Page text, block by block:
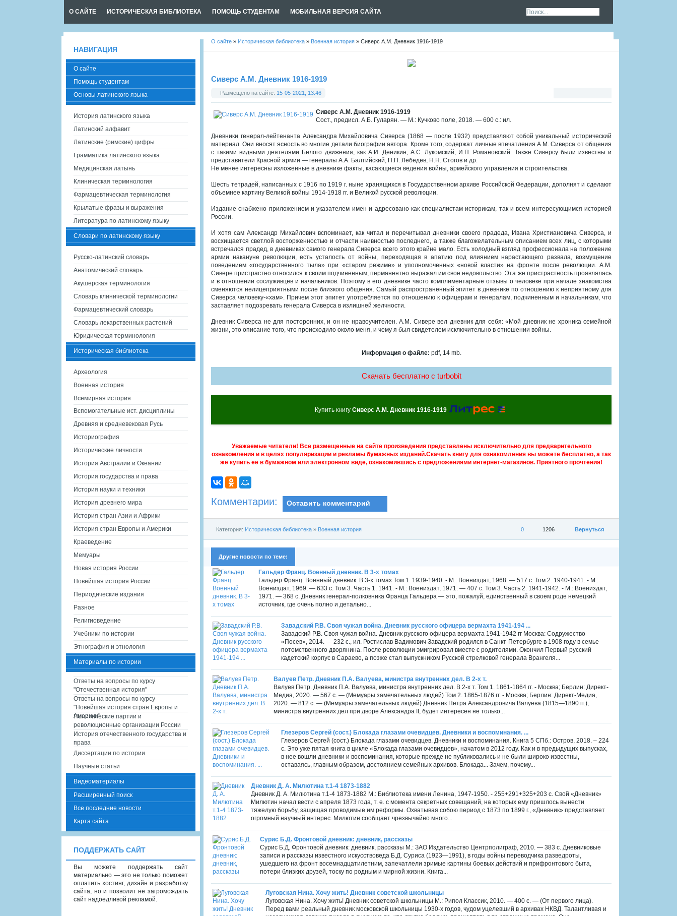
О САЙТЕ ИСТОРИЧЕСКАЯ БИБЛИОТЕКА ПОМОЩЬ СТУДЕНТАМ МОБИЛЬНАЯ ВЕРСИЯ САЙТА
О сайте » Историческая библиотека » Военная история » Сиверс А.М. Дневник 1916-1919
Сиверс А.М. Дневник 1916-1919
Размещено на сайте: 15-05-2021, 13:46
Сиверс А.М. Дневник 1916-1919
Сост., предисл. А.Б. Гуларян. — М.: Кучково поле, 2018. — 600 с.: ил.
Дневники генерал-лейтенанта Александра Михайловича Сиверса (1868 — после 1932) представляют собой уникальный исторический
материал. Они вносят ясность во многие детали биографии автора. Кроме того, содержат личные впечатления А.М. Сиверса от общения
с такими видными деятелями Белого движения, как А.И. Деникин, А.С. Лукомский, И.П. Романовский. Также Сиверсу были известны и
представители Красной армии — генералы А.А. Балтийский, П.П. Лебедев, Н.Н. Стогов и др.
Не менее интересны изложенные в дневнике факты, касающиеся ведения войны, армейского управления и строительства.
Шесть тетрадей, написанных с 1916 по 1919 г. ныне хранящихся в Государственном архиве Российской Федерации, дополнят и сделают
объемнее картину Великой войны 1914-1918 гг. и Великой русской революции.
Издание снабжено приложением и указателем имен и адресовано как специалистам-историкам, так и всем интересующимся историей
России.
И хотя сам Александр Михайлович вспоминает, как читал и перечитывал дневники своего прадеда, Ивана Христиановича Сиверса, и
восхищается светлой восторженностью и отчасти наивностью последнего, а также благожелательным описанием всех лиц, с которыми
встречался прадед, в дневниках самого генерала Сиверса всего этого крайне мало. Есть холодный взгляд профессионала на положение
армии накануне революции, есть усталость от войны, переходящая в апатию под влиянием нарастающего развала, возмущение
поведением «государственного тыла» при «старом режиме» и уполномоченных «новой власти» на фронте после революции. А.М.
Сивере пристрастно относился к своим подчиненным, перманентно выражал им свое недовольство. Эта же пристрастность проявлялась
и в отношении сослуживцев и начальников. Поэтому в его дневнике часто комплиментарные отзывы о человеке при начале знакомства
сменяются нелицеприятными после близкого общения. Самый распространенный эпитет в дневнике по отношению к неприятному для
Сиверса человеку-«хам». Причем этот эпитет употребляется по отношению к офицерам и генералам, подчиненным и начальникам, что
заставляет подозревать генерала Сиверса в излишней желчности.
Дневник Сиверса не для посторонних, и он не нравоучителен. А.М. Сивере вел дневник для себя: «Мой дневник не хроника семейной
жизни, это описание того, что происходило около меня, и чему я был свидетелем исключительно в отношении войны.
Информация о файле: pdf, 14 mb.
Скачать бесплатно c turbobit
Купить книгуСиверс А.М. Дневник 1916-1919
Уважаемые читатели! Все размещенные на сайте произведения представлены исключительно для предварительного
ознакомления и в целях популяризации и рекламы бумажных изданий.Скачать книгу для ознакомления вы можете бесплатно, а так
же купить ее в бумажном или электронном виде, ознакомившись с предложениями интернет-магазинов. Приятного прочтения!
Комментарии: Оставить комментарий
Вернуться
1206
0
Категория: Историческая библиотека » Военная история
Другие новости по теме:
Гальдер Франц. Военный дневник. В 3-х томах
Гальдер Франц. Военный дневник. В 3-х томах Том 1. 1939-1940. - М.: Воениздат, 1968. — 517 с. Том 2. 1940-1941. - М.:
Воениздат, 1969. — 633 с. Том 3. Часть 1. 1941. - М.: Воениздат, 1971. — 407 с. Том 3. Часть 2. 1941-1942. - М.: Воениздат,
1971. — 368 с. Дневник генерал-полковника Франца Гальдера — это, пожалуй, единственный в своем роде немецкий
источник, где очень полно и детально...
Завадский Р.В. Своя чужая война. Дневник русского офицера вермахта 1941-194 ...
Завадский Р.В. Своя чужая война. Дневник русского офицера вермахта 1941-1942 гг Москва: Содружество
«Посев», 2014. — 232 с., ил. Ростислав Вадимович Завадский родился в Санкт-Петер­бурге в 1908 году в семье
потомственного дворянина. После революции эмигрировал вместе с родителями. Окончил Первый русский
кадетский корпус в Сараево, а позже стал выпускником Русской стрелковой генерала Врангеля...
Валуев Петр. Дневник П.А. Валуева, министра внутренних дел. В 2-х т.
Валуев Петр. Дневник П.А. Валуева, министра внутренних дел. В 2-х т. Том 1. 1861-1864 гг. - Москва; Берлин: Директ-
Медиа, 2020. — 567 с. — (Мемуары замечательных людей) Том 2. 1865-1876 гг. - Москва; Берлин: Директ-Медиа,
2020. — 812 с. — (Мемуары замечательных людей) Дневник Петра Александровича Валуева (1815—1890 гг.),
министра внутренних дел при дворе Александра II, будет интересен не только...
Глезеров Сергей (сост.) Блокада глазами очевидцев. Дневники и воспоминания. ...
Глезеров Сергей (сост.) Блокада глазами очевидцев. Дневники и воспоминания. Книга 5 СПб.: Остров, 2018. – 224
с. Это уже пятая книга в цикле «Блокада глазами очевидцев», начатом в 2012 году. Как и в предыдущих выпусках,
в нее вошли дневники и воспоминания, которые прежде не публиковались и не были широко известны,
оставаясь, главным образом, достоянием семейных архивов. Блокада... Зачем, почему...
Дневник Д. А. Милютина т.1-4 1873-1882
Дневник Д. А. Милютина т.1-4 1873-1882 М.: Библиотека имени Ленина, 1947-1950. - 255+291+325+203 с. Свой «Дневник»
Милютин начал вести с апреля 1873 года, т. е. с момента секретных совещаний, на которых ему пришлось вынести
тяжелую борьбу, защищая проводимые им реформы. Охватывая собою период с 1873 по 1899 г., «Дневник» представляет
огромный научный интерес. Милютин сообщает чрезвычайно много...
Сурис Б.Д. Фронтовой дневник: дневник, рассказы
Сурис Б.Д. Фронтовой дневник: дневник, рассказы М.: ЗАО Издательство Центрполиграф, 2010. — 383 с. Дневниковые
записи и рассказы известного искусствоведа Б.Д. Суриса (1923—1991), в годы войны переводчика разведроты,
ушедшего на фронт восемнадцатилетним, запечатлели зримые картины боевых действий и прифронтового быта,
потери близких друзей, тоску по родным и мирной жизни. Книга...
Луговская Нина. Хочу жить! Дневник советской школьницы
Луговская Нина. Хочу жить! Дневник советской школьницы М.: Рипол Классик, 2010. — 400 с. — (От первого лица).
Перед вами реальный дневник московской школьницы 1930-х годов, чудом уцелевший в архивах НКВД. Талантливая и
НАВИГАЦИЯ
О сайте
Помощь студентам
Основы латинского языка
История латинского языка
Латинский алфавит
Латинские (римские) цифры
Грамматика латинского языка
Медицинская латынь
Клиническая терминология
Фармацевтическая терминология
Крылатые фразы и выражения
Литература по латинскому языку
Словари по латинскому языку
Русско-латинский словарь
Анатомический словарь
Акушерская терминология
Словарь клинической терминологии
Фармацевтический словарь
Словарь лекарственных растений
Юридическая терминология
Историческая библиотека
Археология
Военная история
Всемирная история
Вспомогательные ист. дисциплины
Древняя и средневековая Русь
Историография
Исторические личности
История Австралии и Океании
История государства и права
История науки и техники
История древнего мира
История стран Азии и Африки
История стран Европы и Америки
Краеведение
Мемуары
Новая история России
Новейшая история России
Периодические издания
Разное
Религиоведение
Учебники по истории
Этнография и этнология
Материалы по истории
Ответы на вопросы по курсу
"Отечественная история"
Ответы на вопросы по курсу
"Новейшая история стран Европы и
Америки"
Политические партии и
революционные организации России
История отечественного государства и
права
Диссертации по истории
Научные статьи
Видеоматериалы
Расширенный поиск
Все последние новости
Карта сайта
ПОДДЕРЖАТЬ САЙТ
Вы можете поддержать сайт
материально — это не только поможет
оплатить хостинг, дизайн и разработку
сайта, но и позволит не загромождать
сайт надоедливой рекламой.